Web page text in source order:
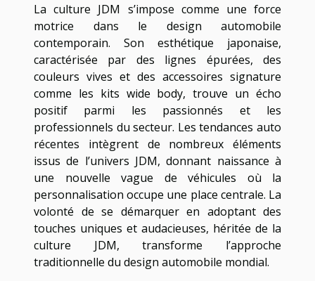
La culture JDM s’impose comme une force
motrice dans le design automobile
contemporain. Son esthétique japonaise,
caractérisée par des lignes épurées, des
couleurs vives et des accessoires signature
comme les kits wide body, trouve un écho
positif parmi les passionnés et les
professionnels du secteur. Les tendances auto
récentes intègrent de nombreux éléments
issus de l’univers JDM, donnant naissance à
une nouvelle vague de véhicules où la
personnalisation occupe une place centrale. La
volonté de se démarquer en adoptant des
touches uniques et audacieuses, héritée de la
culture JDM, transforme l’approche
traditionnelle du design automobile mondial.